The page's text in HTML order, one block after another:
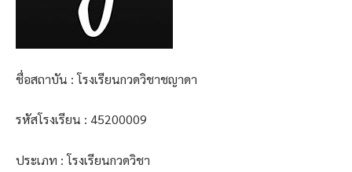
ชื่อสถาบัน : โรงเรียนกวดวิชาชญาดา
รหัสโรงเรียน : 45200009
ประเภท : โรงเรียนกวดวิชา